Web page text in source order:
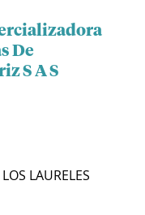
De
S A S
LAURELES